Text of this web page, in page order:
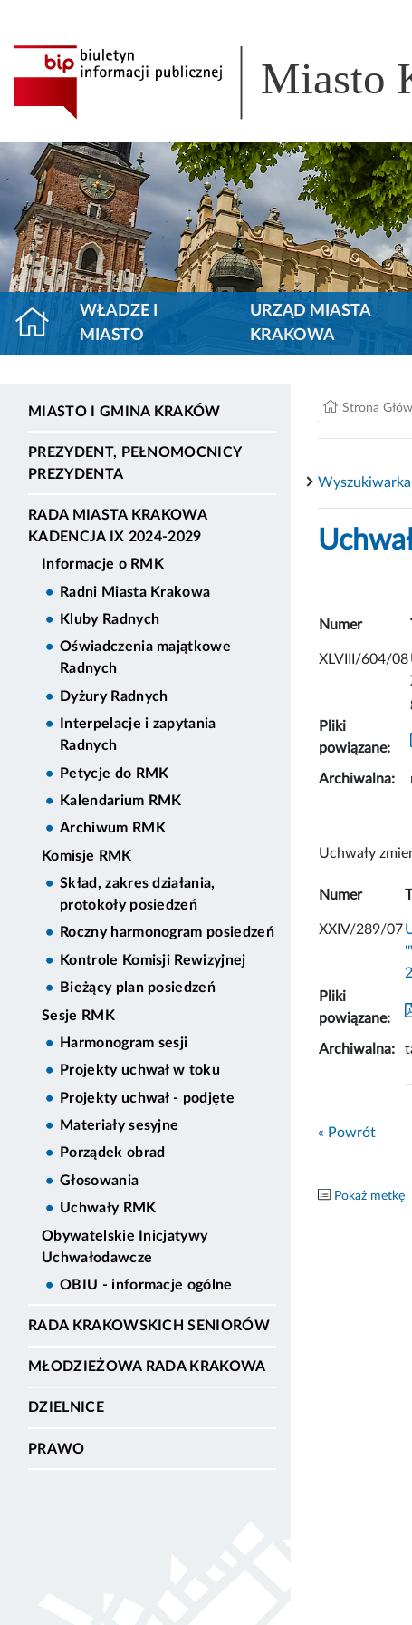
Miasto
WŁADZE I
MIASTO
URZĄD MIASTA
KRAKOWA
MIASTO I GMINA KRAKÓW
PREZYDENT, PEŁNOMOCNICY
PREZYDENTA
RADA MIASTA KRAKOWA
KADENCJA IX 2024-2029
Informacje o RMK
Radni Miasta Krakowa
Kluby Radnych
Oświadczenia majątkowe
Radnych
Dyżury Radnych
Interpelacje i zapytania
Radnych
Petycje do RMK
Kalendarium RMK
Archiwum RMK
Komisje RMK
Skład, zakres działania,
protokoły posiedzeń
Roczny harmonogram posiedzeń
Kontrole Komisji Rewizyjnej
Bieżący plan posiedzeń
Sesje RMK
Harmonogram sesji
Projekty uchwał w toku
Projekty uchwał - podjęte
Materiały sesyjne
Porządek obrad
Głosowania
Uchwały RMK
Obywatelskie Inicjatywy
Uchwałodawcze
OBIU - informacje ogólne
RADA KRAKOWSKICH SENIORÓW
MŁODZIEŻOWA RADA KRAKOWA
DZIELNICE
PRAWO
Strona
Numer
XLVIII/604/08
Pliki
powiązane:
Archiwalna:
Uchwały
Numer
XXIV/289/07
Pliki
powiązane:
Archiwalna:
« Powrót
Pokaż metkę